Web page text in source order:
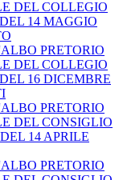
DEL COLLEGIO
14 MAGGIO
PRETORIO
DEL COLLEGIO
16 DICEMBRE
PRETORIO
DEL CONSIGLIO
14 APRILE
PRETORIO